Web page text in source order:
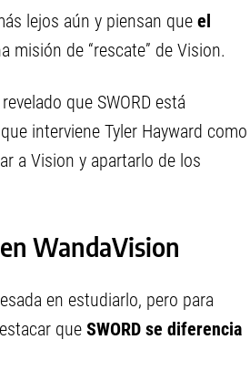
lejos aún y piensan que el
misión de “rescate” de Vision.
que SWORD está
interviene Tyler Hayward como
a Vision y apartarlo de los
WandaVision
en estudiarlo, pero para
que SWORD se diferencia